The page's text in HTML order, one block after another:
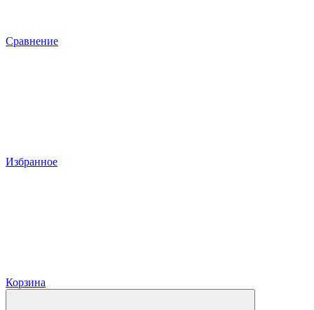
Сравнение
Избранное
Корзина